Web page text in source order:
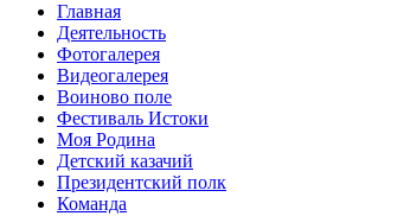
Главная
Деятельность
Фотогалерея
Видеогалерея
Воиново поле
Фестиваль Истоки
Моя Родина
Детский казачий
Президентский полк
Команда